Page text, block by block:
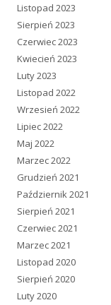
Listopad 2023
Sierpień 2023
Czerwiec 2023
Kwiecień 2023
Luty 2023
Listopad 2022
Wrzesień 2022
Lipiec 2022
Maj 2022
Marzec 2022
Grudzień 2021
Październik 2021
Sierpień 2021
Czerwiec 2021
Marzec 2021
Listopad 2020
Sierpień 2020
Luty 2020